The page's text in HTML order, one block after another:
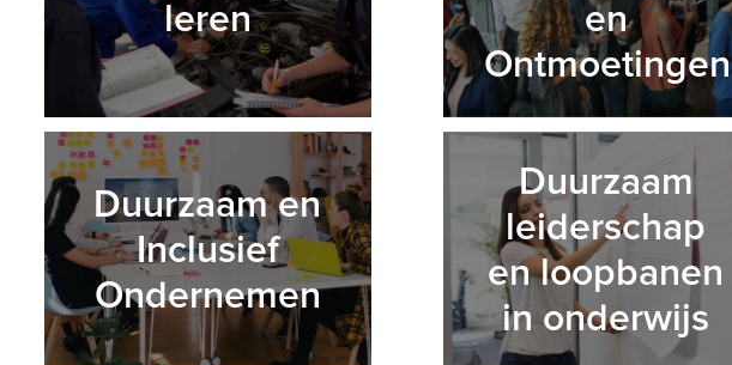
leren
en
Ontmoetingen
Duurzaam en
Inclusief
Ondernemen
Duurzaam
leiderschap
en loopbanen
in onderwijs